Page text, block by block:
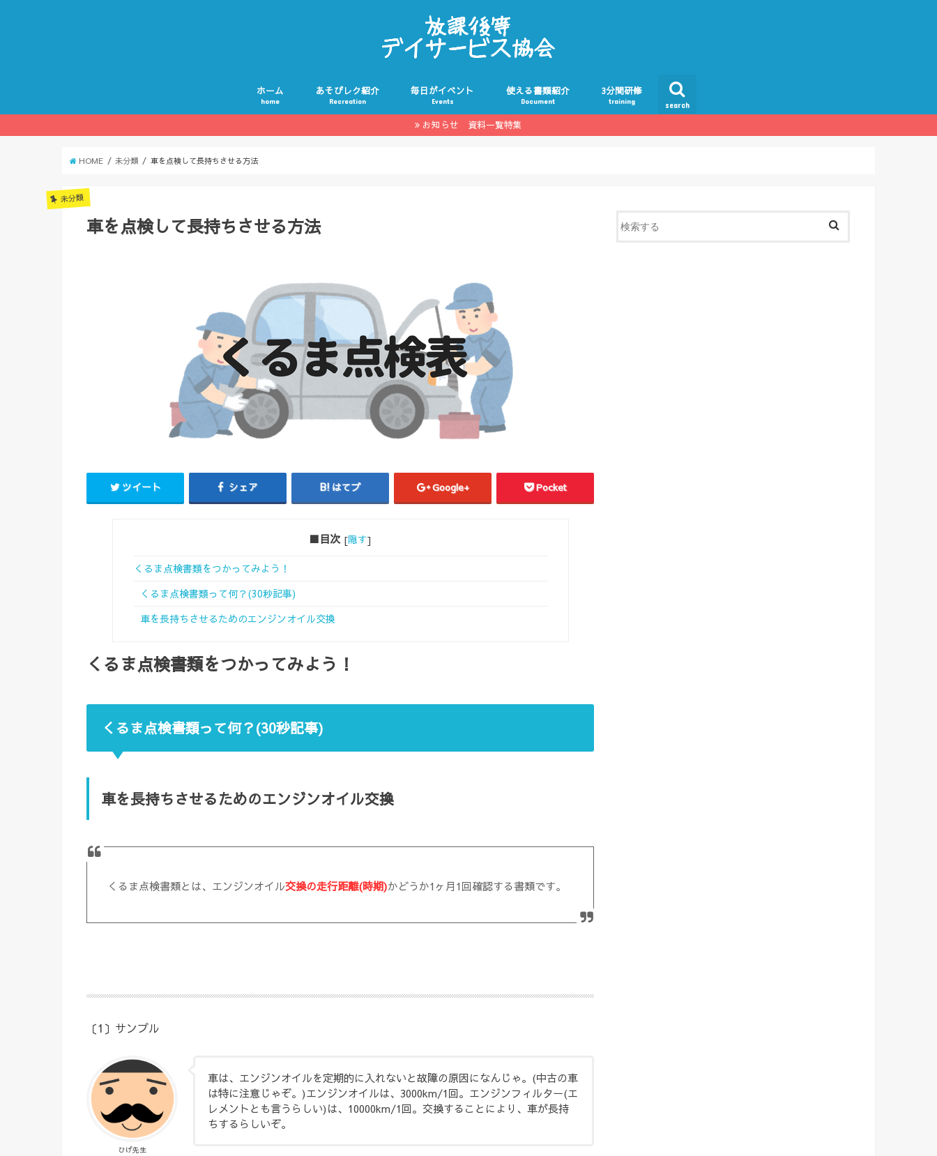
search
ホーム
home
あそびレク紹介
Recreation
毎日がイベント
Events
使える書類紹介
Document
3分間研修
training
お知らせ 資料一覧特集
HOME 未分類 車を点検して長持ちさせる方法
未分類
車を点検して長持ちさせる方法
ツイート シェア はてブ Google+ Pocket
■目次 [隠す]
くるま点検書類をつかってみよう！
くるま点検書類って何？(30秒記事)
車を長持ちさせるためのエンジンオイル交換
くるま点検書類をつかってみよう！
くるま点検書類って何？(30秒記事)
車を長持ちさせるためのエンジンオイル交換
くるま点検書類とは、エンジンオイル交換の走行距離(時期)かどうか1ヶ月1回確認する書類です。
〔1〕サンプル
ひげ先生
車は、エンジンオイルを定期的に入れないと故障の原因になんじゃ。(中古の車
は特に注意じゃぞ。)エンジンオイルは、3000km/1回。エンジンフィルター(エ
レメントとも言うらしい)は、10000km/1回。交換することにより、車が長持
ちするらしいぞ。